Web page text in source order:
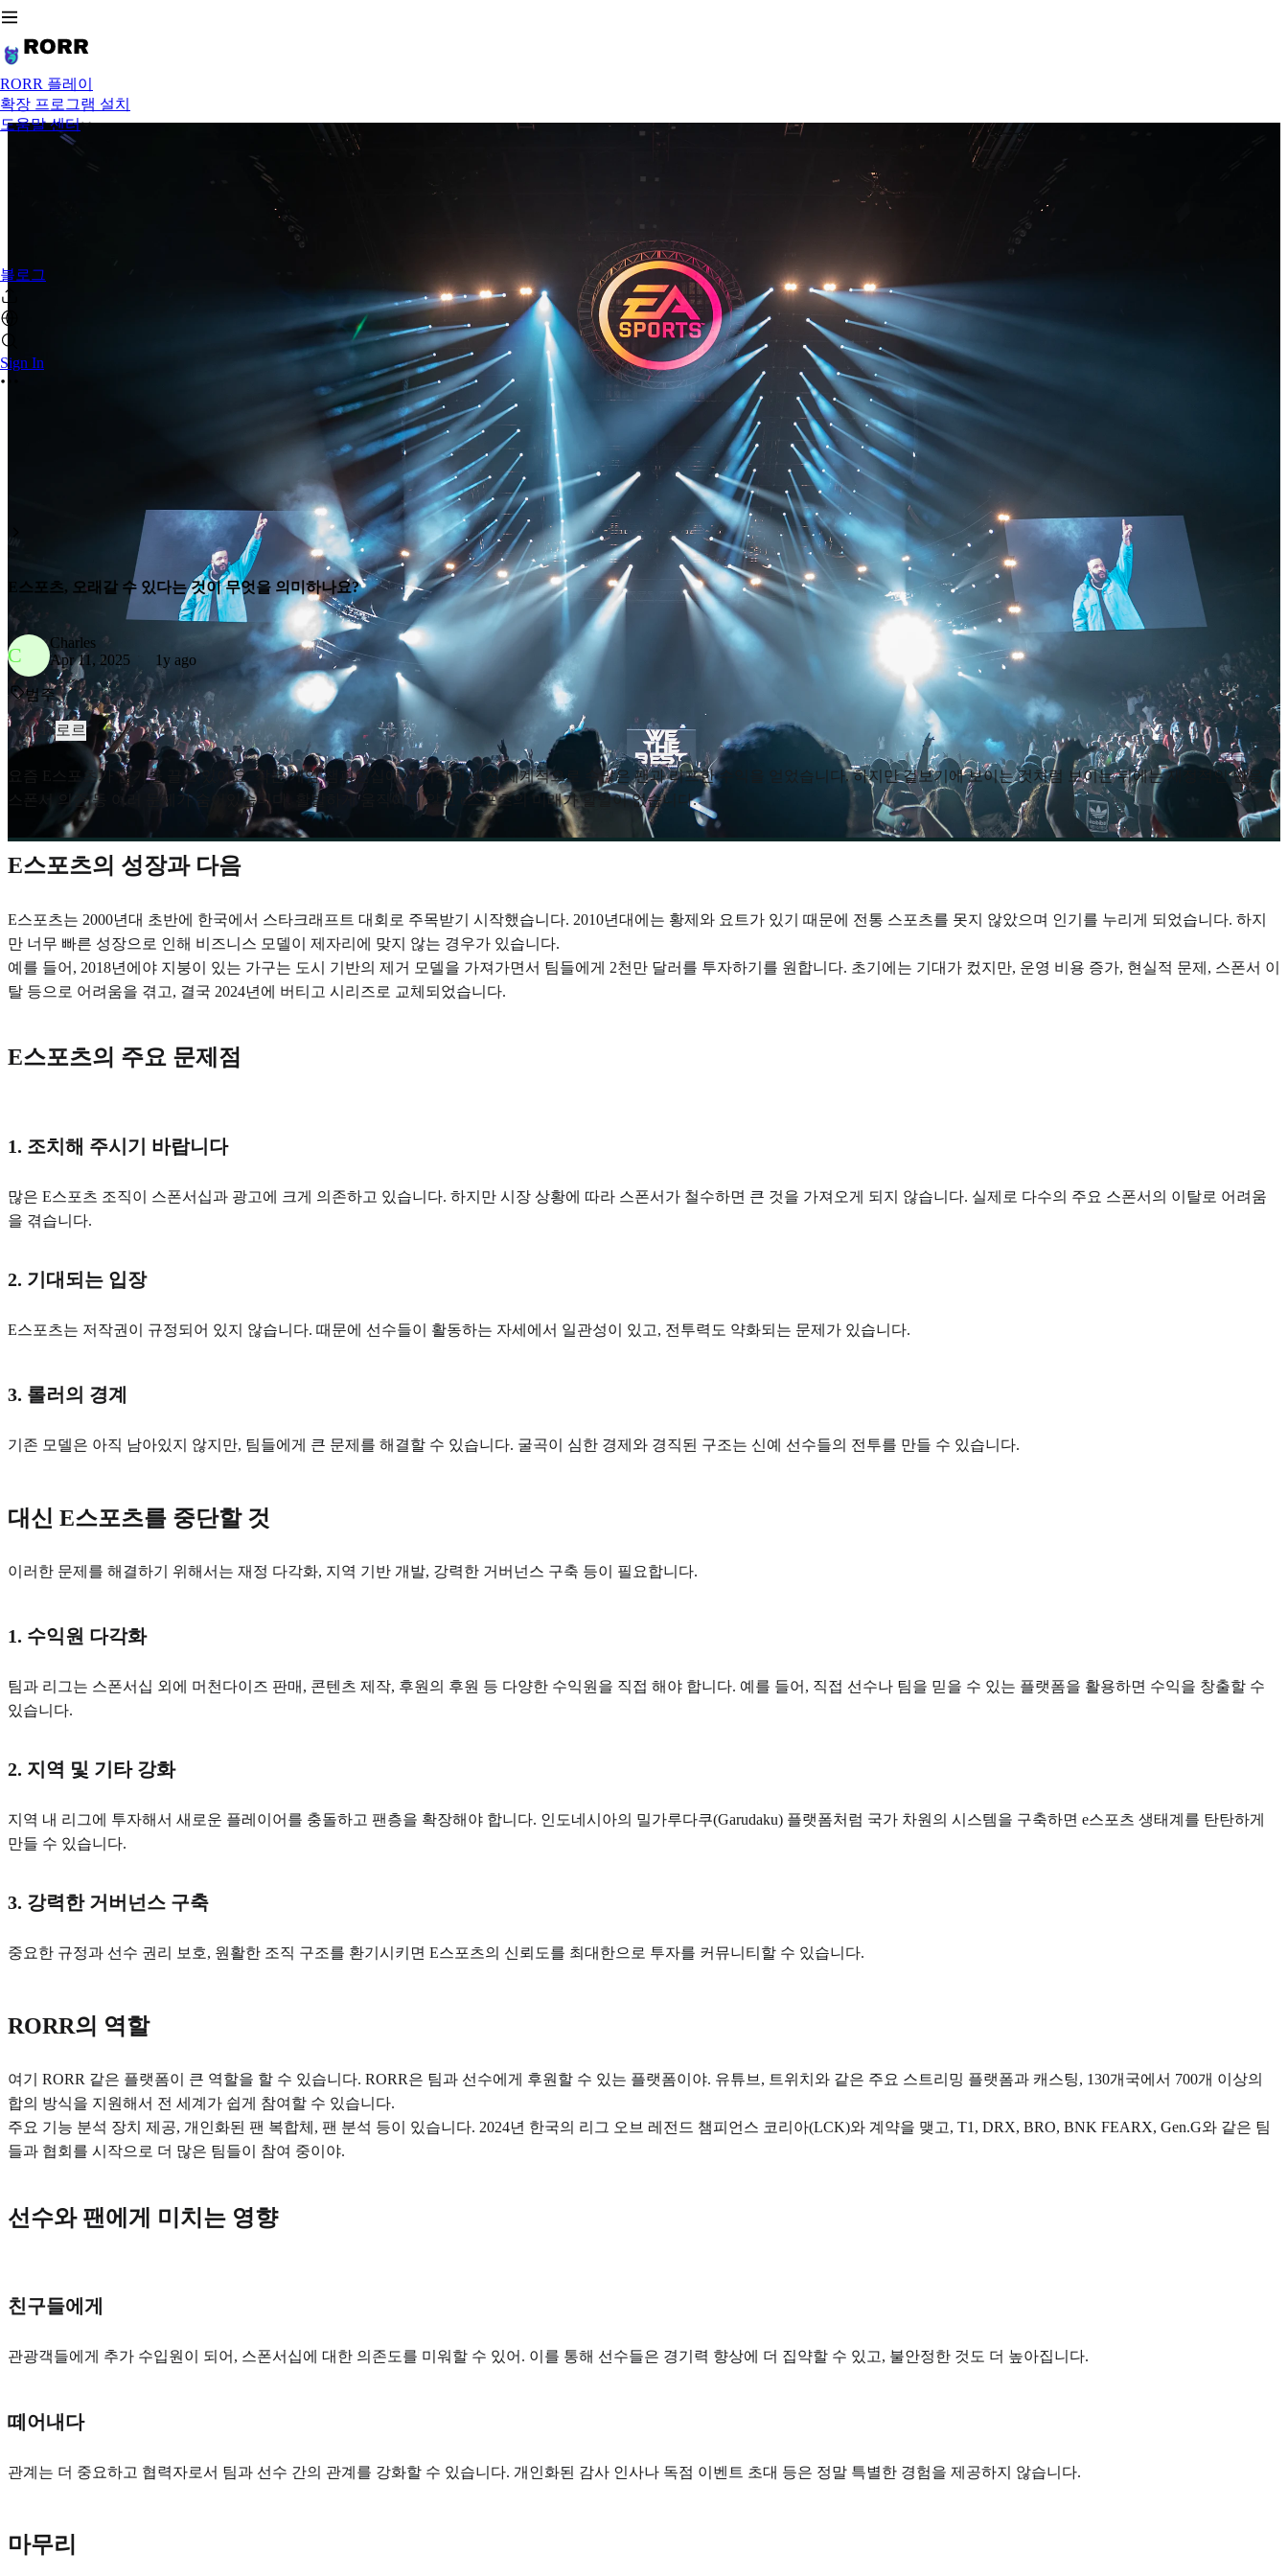
RORR 플레이
확장 프로그램 설치
도움말 센터
블로그
Sign In
E스포츠, 오래갈 수 있다는 것이 무엇을 의미하나요?
C
Charles
Apr 11, 2025
1y ago
범주
로르
요즘 E스포츠가 인기를 끌고 있어요. 작은 게임 챔피언십에서 시작해서 전 세계적으로 수많은 팬과 리프한 수익을 얻었습니다. 하지만 겉보기에 보이는 것처럼 보이는 뒤에는 재정적인 반응,
스폰서 의존 등 여러 문제가 숨어있습니다. 활발하게 움직이지 않고 e스포츠의 미래가 할일이 없습니다.
E스포츠의 성장과 다음
E스포츠는 2000년대 초반에 한국에서 스타크래프트 대회로 주목받기 시작했습니다. 2010년대에는 황제와 요트가 있기 때문에 전통 스포츠를 못지 않았으며 인기를 누리게 되었습니다. 하지
만 너무 빠른 성장으로 인해 비즈니스 모델이 제자리에 맞지 않는 경우가 있습니다.
예를 들어, 2018년에야 지붕이 있는 가구는 도시 기반의 제거 모델을 가져가면서 팀들에게 2천만 달러를 투자하기를 원합니다. 초기에는 기대가 컸지만, 운영 비용 증가, 현실적 문제, 스폰서 이
탈 등으로 어려움을 겪고, 결국 2024년에 버티고 시리즈로 교체되었습니다.
E스포츠의 주요 문제점
1. 조치해 주시기 바랍니다
많은 E스포츠 조직이 스폰서십과 광고에 크게 의존하고 있습니다. 하지만 시장 상황에 따라 스폰서가 철수하면 큰 것을 가져오게 되지 않습니다. 실제로 다수의 주요 스폰서의 이탈로 어려움
을 겪습니다.
2. 기대되는 입장
E스포츠는 저작권이 규정되어 있지 않습니다. 때문에 선수들이 활동하는 자세에서 일관성이 있고, 전투력도 약화되는 문제가 있습니다.
3. 롤러의 경계
기존 모델은 아직 남아있지 않지만, 팀들에게 큰 문제를 해결할 수 있습니다. 굴곡이 심한 경제와 경직된 구조는 신예 선수들의 전투를 만들 수 있습니다.
대신 E스포츠를 중단할 것
이러한 문제를 해결하기 위해서는 재정 다각화, 지역 기반 개발, 강력한 거버넌스 구축 등이 필요합니다.
1. 수익원 다각화
팀과 리그는 스폰서십 외에 머천다이즈 판매, 콘텐츠 제작, 후원의 후원 등 다양한 수익원을 직접 해야 합니다. 예를 들어, 직접 선수나 팀을 믿을 수 있는 플랫폼을 활용하면 수익을 창출할 수
있습니다.
2. 지역 및 기타 강화
지역 내 리그에 투자해서 새로운 플레이어를 충돌하고 팬층을 확장해야 합니다. 인도네시아의 밀가루다쿠(Garudaku) 플랫폼처럼 국가 차원의 시스템을 구축하면 e스포츠 생태계를 탄탄하게
만들 수 있습니다.
3. 강력한 거버넌스 구축
중요한 규정과 선수 권리 보호, 원활한 조직 구조를 환기시키면 E스포츠의 신뢰도를 최대한으로 투자를 커뮤니티할 수 있습니다.
RORR의 역할
여기 RORR 같은 플랫폼이 큰 역할을 할 수 있습니다. RORR은 팀과 선수에게 후원할 수 있는 플랫폼이야. 유튜브, 트위치와 같은 주요 스트리밍 플랫폼과 캐스팅, 130개국에서 700개 이상의
합의 방식을 지원해서 전 세계가 쉽게 참여할 수 있습니다.
주요 기능 분석 장치 제공, 개인화된 팬 복합체, 팬 분석 등이 있습니다. 2024년 한국의 리그 오브 레전드 챔피언스 코리아(LCK)와 계약을 맺고, T1, DRX, BRO, BNK FEARX, Gen.G와 같은 팀
들과 협회를 시작으로 더 많은 팀들이 참여 중이야.
선수와 팬에게 미치는 영향
친구들에게
관광객들에게 추가 수입원이 되어, 스폰서십에 대한 의존도를 미워할 수 있어. 이를 통해 선수들은 경기력 향상에 더 집약할 수 있고, 불안정한 것도 더 높아집니다.
떼어내다
관계는 더 중요하고 협력자로서 팀과 선수 간의 관계를 강화할 수 있습니다. 개인화된 감사 인사나 독점 이벤트 초대 등은 정말 특별한 경험을 제공하지 않습니다.
마무리